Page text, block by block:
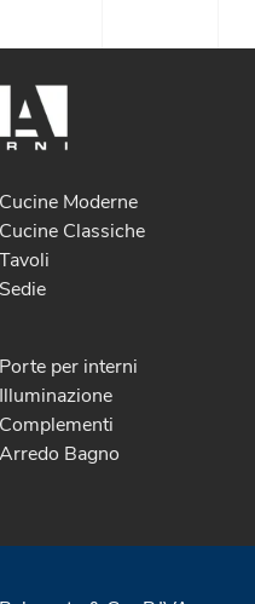
Cucine Moderne
Cucine Classiche
Tavoli
Sedie
Porte per interni
Illuminazione
Complementi
Arredo Bagno